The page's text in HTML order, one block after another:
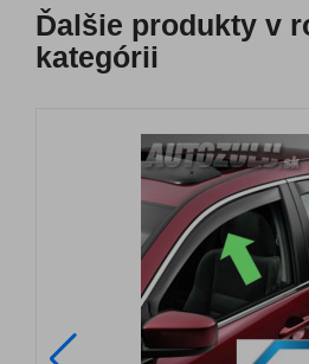
Ďalšie produkty v
kategórii